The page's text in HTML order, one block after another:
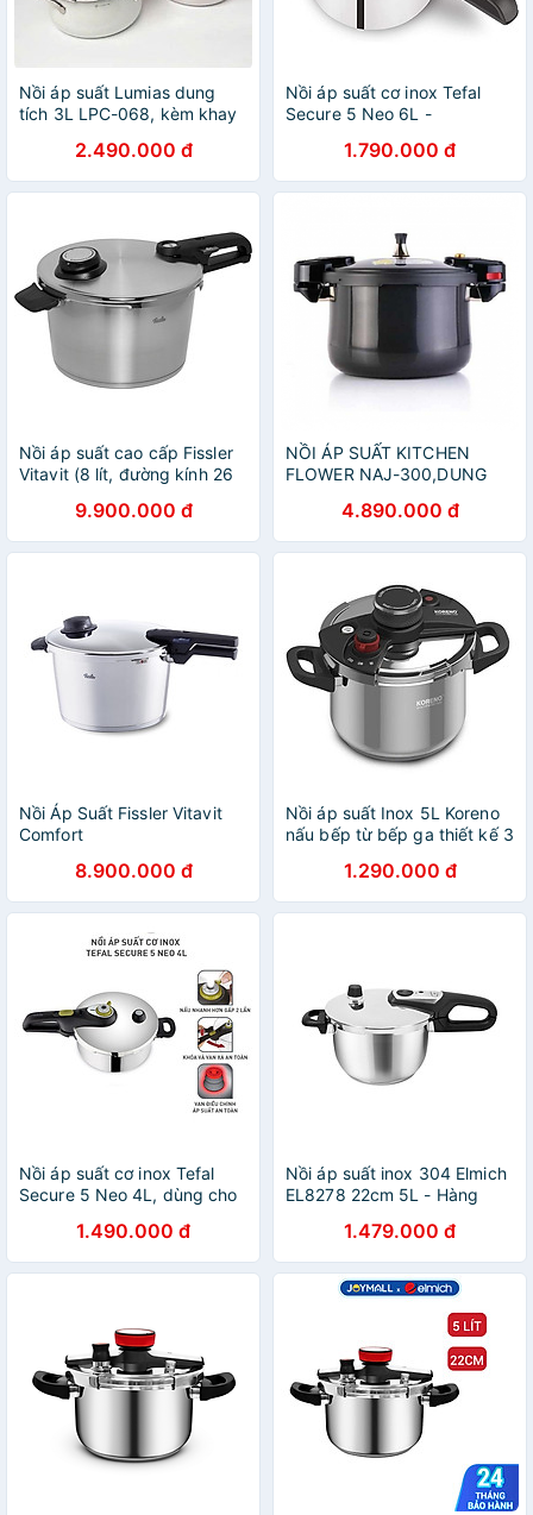
Nồi áp suất Lumias dung
tích 3L LPC-068, kèm khay
2.490.000 đ
Nồi áp suất cơ inox Tefal
Secure 5 Neo 6L -
loại bếp - Hàng chính hãng
1.790.000 đ
Nồi áp suất cao cấp Fissler
Vitavit (8 lít, đường kính 26
9.900.000 đ
NỒI ÁP SUẤT KITCHEN
FLOWER NAJ-300,DUNG
4.890.000 đ
Nồi Áp Suất Fissler Vitavit
Comfort
8.900.000 đ
Nồi áp suất Inox 5L Koreno
nấu bếp từ bếp ga thiết kế 3
1.290.000 đ
Nồi áp suất cơ inox Tefal
Secure 5 Neo 4L, dùng cho
1.490.000 đ
Nồi áp suất inox 304 Elmich
EL8278 22cm 5L - Hàng
1.479.000 đ